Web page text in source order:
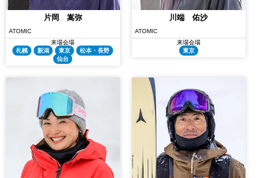
片岡 嵩弥
ATOMIC
来場会場
札幌
新潟 東京
松本・長野
仙台
川端 佑沙
ATOMIC
来場会場
東京